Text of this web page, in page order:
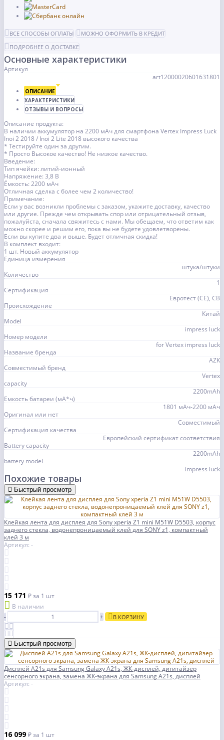
ВСЕ СПОСОБЫ ОПЛАТЫ
МОЖНО ОФОРМИТЬ В КРЕДИТ
ПОДРОБНЕЕ О ДОСТАВКЕ
Основные характеристики
Артикул
art12000020601631801
ОПИСАНИЕ
ХАРАКТЕРИСТИКИ
ОТЗЫВЫ И ВОПРОСЫ
Описание продукта:
В наличии аккумулятор на 2200 мАч для смартфона Vertex Impress Luck
Inoi 2 2018 / Inoi 2 Lite 2018 высокого качества
* Тестируйте один за другим.
* Просто Высокое качество! Не низкое качество.
Введение:
Тип ячейки: литий-ионный
Напряжение: 3,8 В
Ёмкость: 2200 мАч
Отличная сделка с более чем 2 количество!
Примечание:
Если у вас возникли проблемы с заказом, укажите доставку, качество
или другие. Прежде чем открывать спор или отрицательный отзыв,
пожалуйста, сначала свяжитесь с нами. Мы обещаем, что ответим как
можно скорее и решим его, пока вы не будете удовлетворены.
Если вы купите два и выше. Будет отличная скидка!
В комплект входит:
1 шт. Новый аккумулятор
Единица измерения
штука/штуки
Количество
1
Сертификация
Евротест (СЕ), CB
Происхождение
Китай
Model
impress luck
Номер модели
for Vertex impress luck
Название бренда
AZK
Совместимый бренд
Vertex
capacity
2200mAh
Емкость батареи (мА*ч)
1801 мАч-2200 мАч
Оригинал или нет
Совместимый
Сертификация качества
Европейский сертификат соответствия
Battery capacity
2200mAh
battery model
impress luck
Похожие товары
Быстрый просмотр
Клейкая лента для дисплея для Sony xperia Z1 mini M51W D5503, корпус
заднего стекла, водонепроницаемый клей для SONY z1, компактный
клей 3 м
Артикул: -
15 171 ₽за 1 шт
В наличии
-
+ В КОРЗИНУ
Быстрый просмотр
Дисплей A21s для Samsung Galaxy A21s, ЖК-дисплей, дигитайзер
сенсорного экрана, замена ЖК-экрана для Samsung A21s, дисплей
Артикул: -
16 099₽за 1 шт